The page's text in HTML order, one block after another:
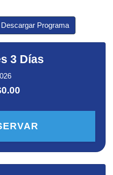
Descargar Programa
3 Días